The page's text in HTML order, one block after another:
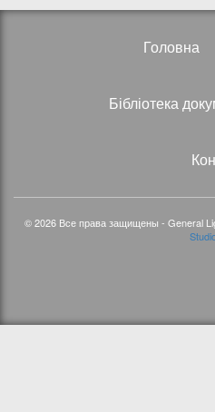
Головна
Бібліотека
© 2026 Все права защищены - General